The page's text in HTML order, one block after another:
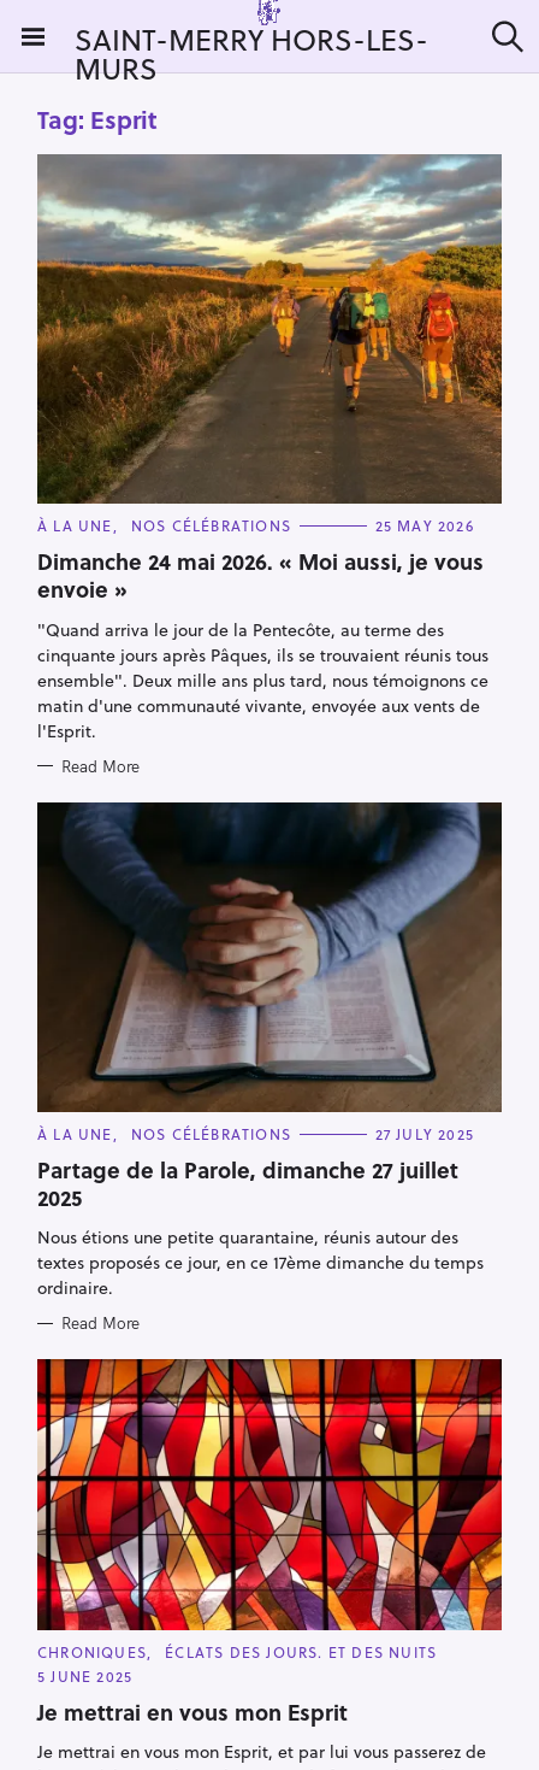
i
SAINT-MERRY HORS-LES-
MURS e
Tag: Esprit
C
T
E
G
O
I
E
S
À LA UNE NOS CÉLÉBRATIONS 25 MAY 2026
Dimanche 24 mai 2026. « Moi aussi, je vous
envoie »
"Quand arriva le jour de la Pentecôte, au terme des
cinquante jours après Pâques, ils se trouvaient réunis tous
ensemble". Deux mille ans plus tard, nous témoignons ce
matin d'une communauté vivante, envoyée aux vents de
l'Esprit.
Read More
C
T
E
G
O
R
I
E
S
À LA UNE NOS CÉLÉBRATIONS 27 JULY 2025
Partage de la Parole, dimanche 27 juillet
2025
Nous étions une petite quarantaine, réunis autour des
textes proposés ce jour, en ce 17ème dimanche du temps
ordinaire.
Read More
C
T
G
R
I
CHRONIQUES
ÉCLATS DES JOURS. ET DES NUITS
5 JUNE 2025
Je mettrai en vous mon Esprit
Je mettrai en vous mon Esprit, et par lui vous passerez de